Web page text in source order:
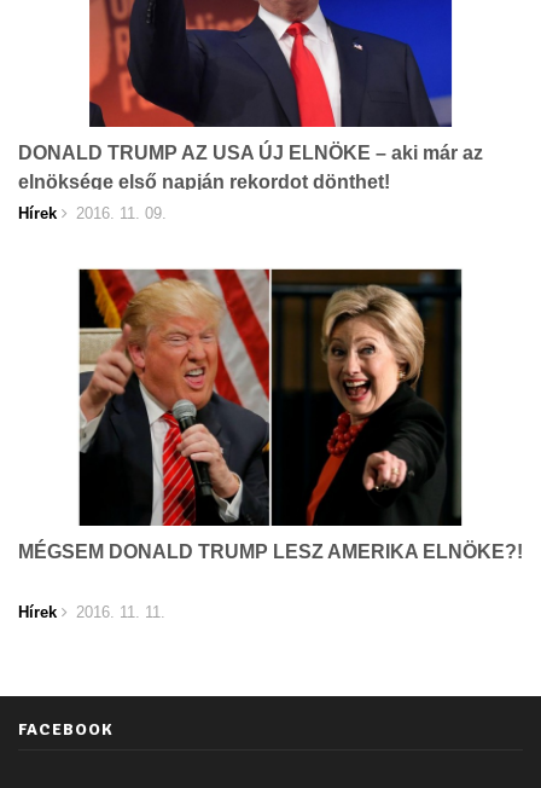
DONALD TRUMP AZ USA ÚJ ELNÖKE – aki már az
elnöksége első napján rekordot dönthet!
Hírek 2016. 11. 09.
MÉGSEM DONALD TRUMP LESZ AMERIKA ELNÖKE?!
Hírek 2016. 11. 11.
FACEBOOK